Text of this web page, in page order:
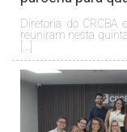
Diretoria do CRCBA
reuniram nesta